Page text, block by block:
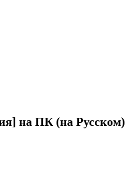
на ПК (на Русском)